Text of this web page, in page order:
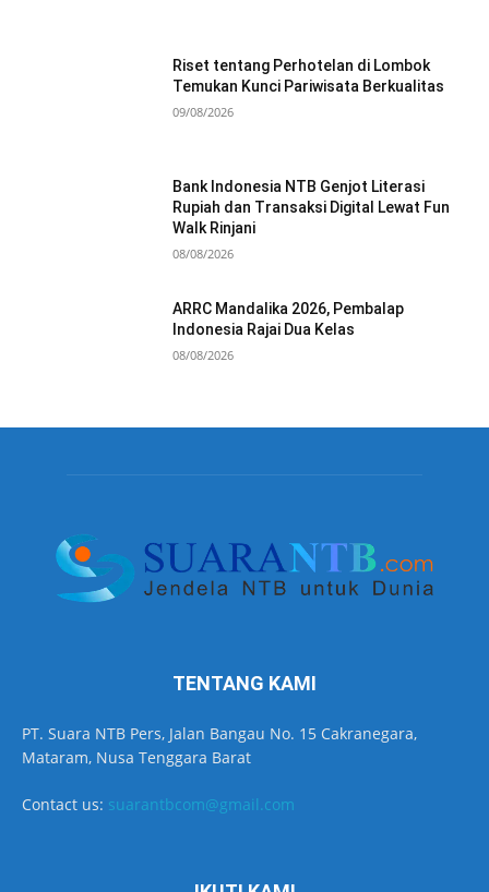
Riset tentang Perhotelan di Lombok
Temukan Kunci Pariwisata Berkualitas
09/08/2026
Bank Indonesia NTB Genjot Literasi
Rupiah dan Transaksi Digital Lewat Fun
Walk Rinjani
08/08/2026
ARRC Mandalika 2026, Pembalap
Indonesia Rajai Dua Kelas
08/08/2026
TENTANG KAMI
PT. Suara NTB Pers, Jalan Bangau No. 15 Cakranegara,
Mataram, Nusa Tenggara Barat
Contact us: suarantbcom@gmail.com